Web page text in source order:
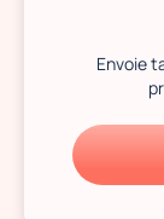
Envoie